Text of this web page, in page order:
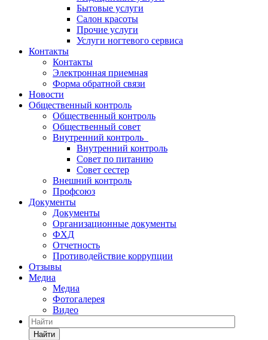
Бытовые услуги
Салон красоты
Прочие услуги
Услуги ногтевого сервиса
Контакты
Контакты
Электронная приемная
Форма обратной связи
Новости
Общественный контроль
Общественный контроль
Общественный совет
Внутренний контроль
Внутренний контроль
Совет по питанию
Совет сестер
Внешний контроль
Профсоюз
Документы
Документы
Организационные документы
ФХД
Отчетность
Противодействие коррупции
Отзывы
Медиа
Медиа
Фотогалерея
Видео
Найти